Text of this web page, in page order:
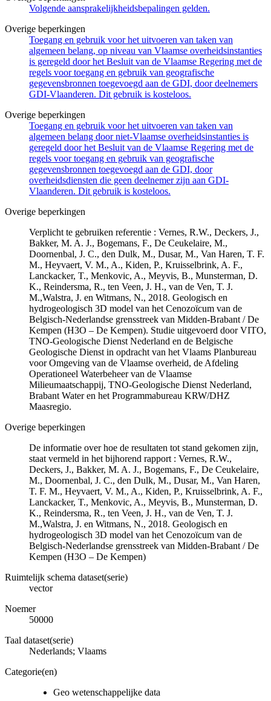
Volgende aansprakelijkheidsbepalingen gelden.
Overige beperkingen
Toegang en gebruik voor het uitvoeren van taken van
algemeen belang, op niveau van Vlaamse overheidsinstanties
is geregeld door het Besluit van de Vlaamse Regering met de
regels voor toegang en gebruik van geografische
gegevensbronnen toegevoegd aan de GDI, door deelnemers
GDI-Vlaanderen. Dit gebruik is kosteloos.
Overige beperkingen
Toegang en gebruik voor het uitvoeren van taken van
algemeen belang door niet-Vlaamse overheidsinstanties is
geregeld door het Besluit van de Vlaamse Regering met de
regels voor toegang en gebruik van geografische
gegevensbronnen toegevoegd aan de GDI, door
overheidsdiensten die geen deelnemer zijn aan GDI-
Vlaanderen. Dit gebruik is kosteloos.
Overige beperkingen
Verplicht te gebruiken referentie : Vernes, R.W., Deckers, J.,
Bakker, M. A. J., Bogemans, F., De Ceukelaire, M.,
Doornenbal, J. C., den Dulk, M., Dusar, M., Van Haren, T. F.
M., Heyvaert, V. M., A., Kiden, P., Kruisselbrink, A. F.,
Lanckacker, T., Menkovic, A., Meyvis, B., Munsterman, D.
K., Reindersma, R., ten Veen, J. H., van de Ven, T. J.
M.,Walstra, J. en Witmans, N., 2018. Geologisch en
hydrogeologisch 3D model van het Cenozoïcum van de
Belgisch-Nederlandse grensstreek van Midden-Brabant / De
Kempen (H3O – De Kempen). Studie uitgevoerd door VITO,
TNO-Geologische Dienst Nederland en de Belgische
Geologische Dienst in opdracht van het Vlaams Planbureau
voor Omgeving van de Vlaamse overheid, de Afdeling
Operationeel Waterbeheer van de Vlaamse
Milieumaatschappij, TNO-Geologische Dienst Nederland,
Brabant Water en het Programmabureau KRW/DHZ
Maasregio.
Overige beperkingen
De informatie over hoe de resultaten tot stand gekomen zijn,
staat vermeld in het bijhorend rapport : Vernes, R.W.,
Deckers, J., Bakker, M. A. J., Bogemans, F., De Ceukelaire,
M., Doornenbal, J. C., den Dulk, M., Dusar, M., Van Haren,
T. F. M., Heyvaert, V. M., A., Kiden, P., Kruisselbrink, A. F.,
Lanckacker, T., Menkovic, A., Meyvis, B., Munsterman, D.
K., Reindersma, R., ten Veen, J. H., van de Ven, T. J.
M.,Walstra, J. en Witmans, N., 2018. Geologisch en
hydrogeologisch 3D model van het Cenozoïcum van de
Belgisch-Nederlandse grensstreek van Midden-Brabant / De
Kempen (H3O – De Kempen)
Ruimtelijk schema dataset(serie)
vector
Noemer
50000
Taal dataset(serie)
Nederlands; Vlaams
Categorie(en)
Geo wetenschappelijke data